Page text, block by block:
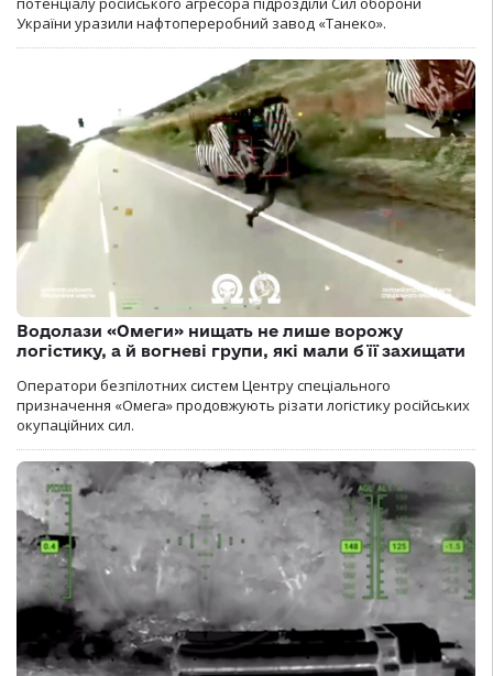
України уразили нафтопереробний завод «Танеко».
Водолази «Омеги» нищать не лише ворожу
логістику, а й вогневі групи, які мали б її захищати
Оператори безпілотних систем Центру спеціального
призначення «Омега» продовжують різати логістику російських
окупаційних сил.